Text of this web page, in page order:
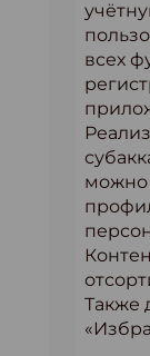
всех
можно
Также